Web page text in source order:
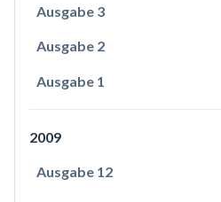
Ausgabe 3
Ausgabe 2
Ausgabe 1
2009
Ausgabe 12